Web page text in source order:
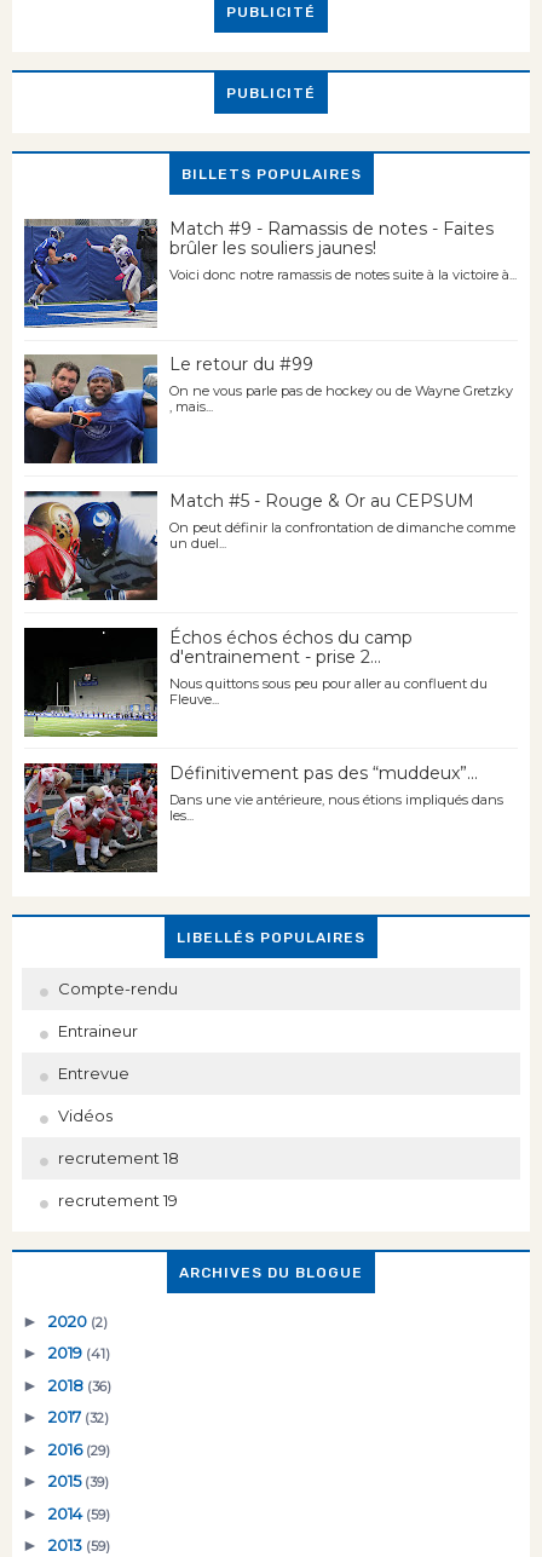
PUBLICITÉ
PUBLICITÉ
BILLETS POPULAIRES
Match #9 - Ramassis de notes - Faites
brûler les souliers jaunes!
Voici donc notre ramassis de notes suite à la victoire à...
Le retour du #99
On ne vous parle pas de hockey ou de Wayne Gretzky
, mais...
Match #5 - Rouge & Or au CEPSUM
On peut définir la confrontation de dimanche comme
un duel...
Échos échos échos du camp
d'entrainement - prise 2...
Nous quittons sous peu pour aller au confluent du
Fleuve...
Définitivement pas des “muddeux”...
Dans une vie antérieure, nous étions impliqués dans
les...
LIBELLÉS POPULAIRES
Compte-rendu
Entraineur
Entrevue
Vidéos
recrutement 18
recrutement 19
ARCHIVES DU BLOGUE
► 2020 (2)
► 2019 (41)
► 2018 (36)
► 2017 (32)
► 2016 (29)
► 2015 (39)
► 2014 (59)
► 2013 (59)